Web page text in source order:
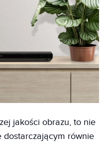
jakości obrazu, to nie
dostarczającym równie